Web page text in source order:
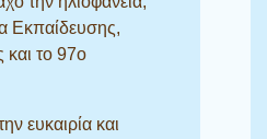
Εκπαίδευσης,
και το 97ο
ευκαιρία και